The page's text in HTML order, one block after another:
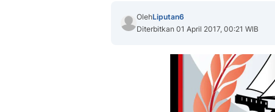
OlehLiputan6
Diterbitkan 01 April 2017, 00:21 WIB